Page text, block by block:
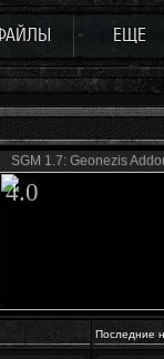
ЕЩЕ
SGM 1.7: Geonezis
4.0
Последние